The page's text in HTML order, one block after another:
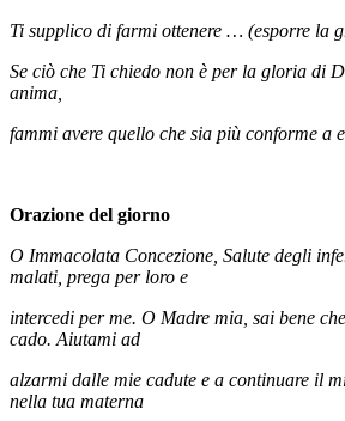
Ti supplico di farmi ottenere … (esporre la
Se ciò che Ti chiedo non è per la gloria di
anima,
fammi avere quello che sia più conforme a
Orazione del giorno
O Immacolata Concezione, Salute degli
malati, prega per loro e
intercedi per me. O Madre mia, sai bene
cado. Aiutami ad
alzarmi dalle mie cadute e a continuare il
nella tua materna